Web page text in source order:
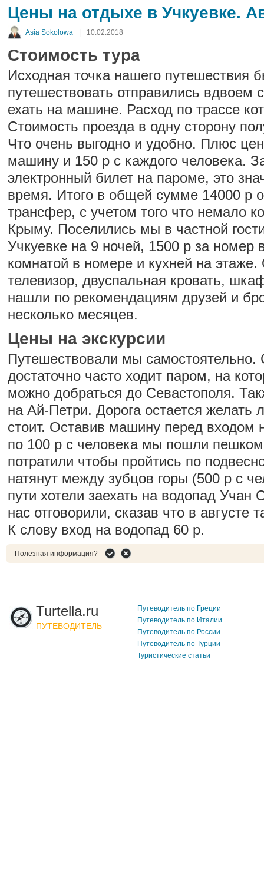
Цены на отдыхе в Учкуевке.
Asia Sokolowa | 10.02.2018
Стоимость тура
Исходная точка нашего путешествия
путешествовать отправились
ехать на машине. Расход по трассе
Стоимость проезда в одну сторону
Что очень выгодно и удобно. Плюс
машину и 150 р с каждого человека.
электронный билет на пароме, это
время. Итого в общей сумме 14000 р
трансфер, с учетом того что немало
Крыму. Поселились мы в частной
Учкуевке на 9 ночей, 1500 р за номер
комнатой в номере и кухней на
телевизор, двуспальная кровать,
нашли по рекомендациям друзей и
несколько месяцев.
Цены на экскурсии
Путешествовали мы самостоятельно.
достаточно часто ходит паром, на
можно добраться до Севастополя.
на Ай-Петри. Дорога остается желать
стоит. Оставив машину перед входом
по 100 р с человека мы пошли
потратили чтобы пройтись по
натянут между зубцов горы (500 р с
пути хотели заехать на водопад Учан
нас отговорили, сказав что в августе
К слову вход на водопад 60 р.
Полезная информация?
Turtella.ru
ПУТЕВОДИТЕЛЬ
Путеводитель по Греции
Путеводитель по Италии
Путеводитель по России
Путеводитель по Турции
Туристические статьи